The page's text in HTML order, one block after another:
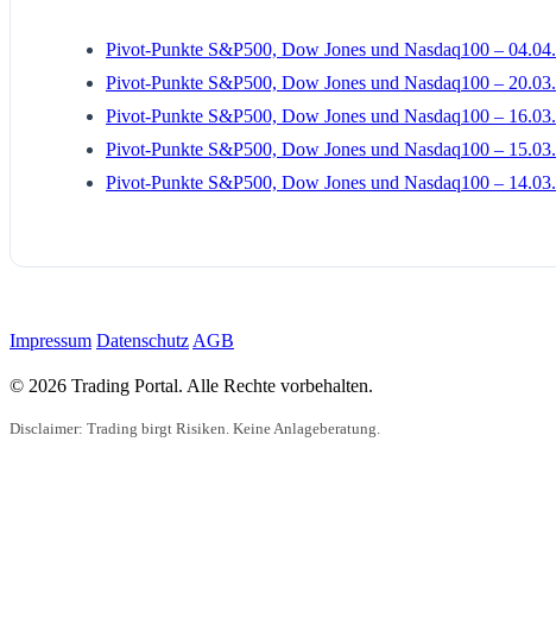
Pivot-Punkte S&P500, Dow Jones und Nasdaq100 – 04.04.
Pivot-Punkte S&P500, Dow Jones und Nasdaq100 – 20.03.
Pivot-Punkte S&P500, Dow Jones und Nasdaq100 – 16.03.
Pivot-Punkte S&P500, Dow Jones und Nasdaq100 – 15.03.
Pivot-Punkte S&P500, Dow Jones und Nasdaq100 – 14.03.
Impressum Datenschutz AGB
© 2026 Trading Portal. Alle Rechte vorbehalten.
Disclaimer: Trading birgt Risiken. Keine Anlageberatung.